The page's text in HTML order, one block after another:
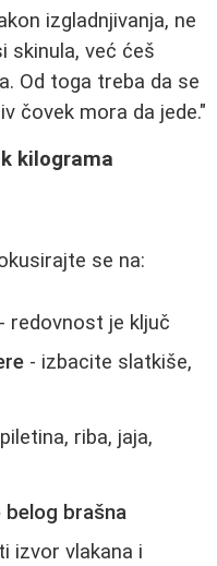
izgladnjivanja, ne
skinula, već ćeš
Od toga treba da se
čovek mora da jede."
kilograma
se na:
- redovnost je ključ
- izbacite slatkiše,
riba, jaja,
brašna
izvor vlakana i